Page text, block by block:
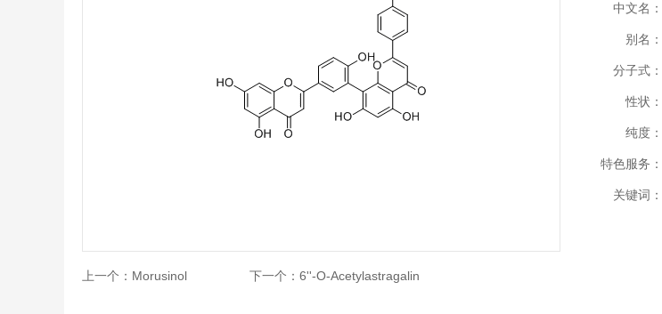
中文名：
别名：
分子式：
性状：
纯度：
特色服务：
关键词：
上一个： Morusinol 下一个： 6''-O-Acetylastragalin